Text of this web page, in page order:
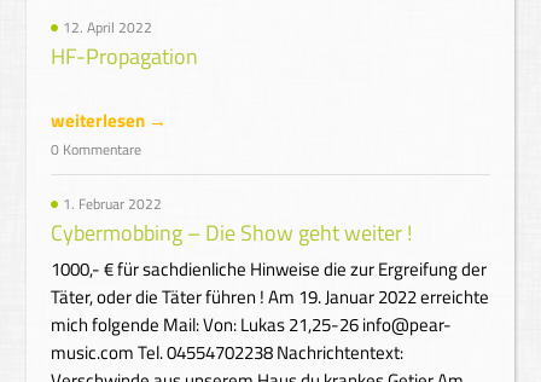
12. April 2022
HF-Propagation
weiterlesen →
0 Kommentare
1. Februar 2022
Cybermobbing – Die Show geht weiter !
1000,- € für sachdienliche Hinweise die zur Ergreifung der
Täter, oder die Täter führen ! Am 19. Januar 2022 erreichte
mich folgende Mail: Von: Lukas 21,25-26 info@pear-
music.com Tel. 04554702238 Nachrichtentext: